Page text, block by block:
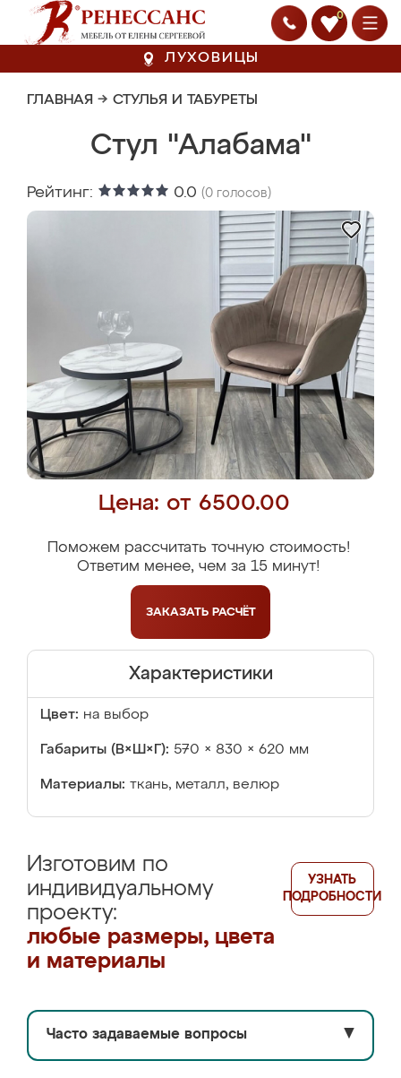
0
ЛУХОВИЦЫ
ГЛАВНАЯ → СТУЛЬЯ И ТАБУРЕТЫ
Стул "Алабама"
Рейтинг: 0.0 (0 голосов)
Цена: от 6500.00
Поможем рассчитать точную стоимость!
Ответим менее, чем за 15 минут!
ЗАКАЗАТЬ РАСЧЁТ
Характеристики
Цвет: на выбор
Габариты (В×Ш×Г): 570 × 830 × 620 мм
Материалы: ткань, металл, велюр
Изготовим по
индивидуальному
проекту:
любые размеры, цвета
и материалы
УЗНАТЬ
ПОДРОБНОСТИ
Часто задаваемые вопросы ▼